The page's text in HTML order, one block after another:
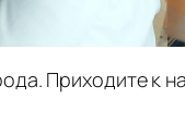
Приходите